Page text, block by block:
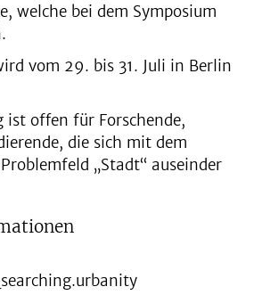
welche bei dem Symposium
vom 29. bis 31. Juli in Berlin
ist offen für Forschende,
die sich mit dem
„Stadt“ auseinder